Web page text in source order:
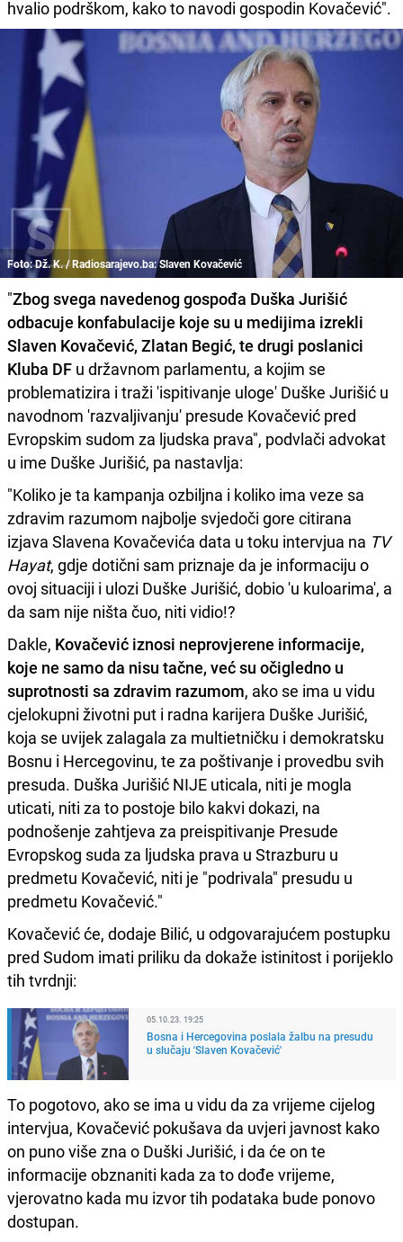
hvalio podrškom, kako to navodi gospodin Kovačević".
Foto: Dž. K. / Radiosarajevo.ba: Slaven Kovačević
"Zbog svega navedenog gospođa Duška Jurišić
odbacuje konfabulacije koje su u medijima izrekli
Slaven Kovačević, Zlatan Begić, te drugi poslanici
Kluba DF u državnom parlamentu, a kojim se
problematizira i traži 'ispitivanje uloge' Duške Jurišić u
navodnom 'razvaljivanju' presude Kovačević pred
Evropskim sudom za ljudska prava", podvlači advokat
u ime Duške Jurišić, pa nastavlja:
"Koliko je ta kampanja ozbiljna i koliko ima veze sa
zdravim razumom najbolje svjedoči gore citirana
izjava Slavena Kovačevića data u toku intervjua na TV
Hayat, gdje dotični sam priznaje da je informaciju o
ovoj situaciji i ulozi Duške Jurišić, dobio 'u kuloarima', a
da sam nije ništa čuo, niti vidio!?
Dakle, Kovačević iznosi neprovjerene informacije,
koje ne samo da nisu tačne, već su očigledno u
suprotnosti sa zdravim razumom, ako se ima u vidu
cjelokupni životni put i radna karijera Duške Jurišić,
koja se uvijek zalagala za multietničku i demokratsku
Bosnu i Hercegovinu, te za poštivanje i provedbu svih
presuda. Duška Jurišić NIJE uticala, niti je mogla
uticati, niti za to postoje bilo kakvi dokazi, na
podnošenje zahtjeva za preispitivanje Presude
Evropskog suda za ljudska prava u Strazburu u
predmetu Kovačević, niti je "podrivala" presudu u
predmetu Kovačević."
Kovačević će, dodaje Bilić, u odgovarajućem postupku
pred Sudom imati priliku da dokaže istinitost i porijeklo
tih tvrdnji:
05.10.23. 19:25
Bosna i Hercegovina poslala žalbu na presudu
u slučaju 'Slaven Kovačević'
To pogotovo, ako se ima u vidu da za vrijeme cijelog
intervjua, Kovačević pokušava da uvjeri javnost kako
on puno više zna o Duški Jurišić, i da će on te
informacije obznaniti kada za to dođe vrijeme,
vjerovatno kada mu izvor tih podataka bude ponovo
dostupan.